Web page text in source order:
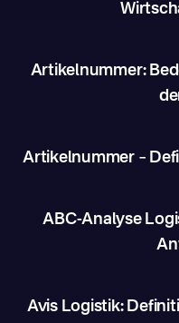
Artikelnummer:
Artikelnummer –
ABC-Analyse
Avis Logistik: